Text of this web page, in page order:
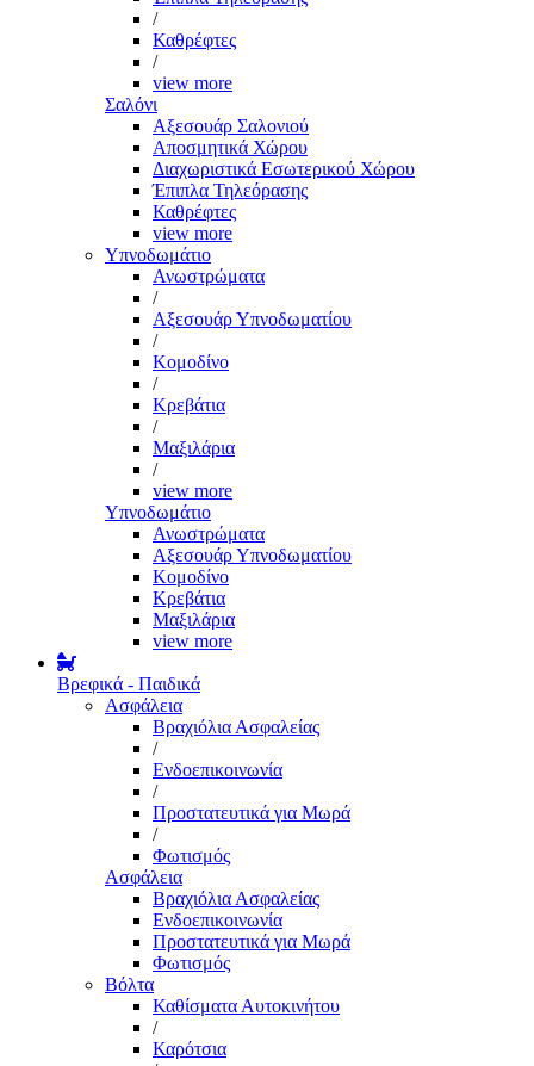
/
Καθρέφτες
/
view more
Σαλόνι
Αξεσουάρ Σαλονιού
Αποσμητικά Χώρου
Διαχωριστικά Εσωτερικού Χώρου
Έπιπλα Τηλεόρασης
Καθρέφτες
view more
Υπνοδωμάτιο
Ανωστρώματα
/
Αξεσουάρ Υπνοδωματίου
/
Κομοδίνο
/
Κρεβάτια
/
Μαξιλάρια
/
view more
Υπνοδωμάτιο
Ανωστρώματα
Αξεσουάρ Υπνοδωματίου
Κομοδίνο
Κρεβάτια
Μαξιλάρια
view more
Βρεφικά - Παιδικά
Ασφάλεια
Βραχιόλια Ασφαλείας
/
Ενδοεπικοινωνία
/
Προστατευτικά για Μωρά
/
Φωτισμός
Ασφάλεια
Βραχιόλια Ασφαλείας
Ενδοεπικοινωνία
Προστατευτικά για Μωρά
Φωτισμός
Βόλτα
Καθίσματα Αυτοκινήτου
/
Καρότσια